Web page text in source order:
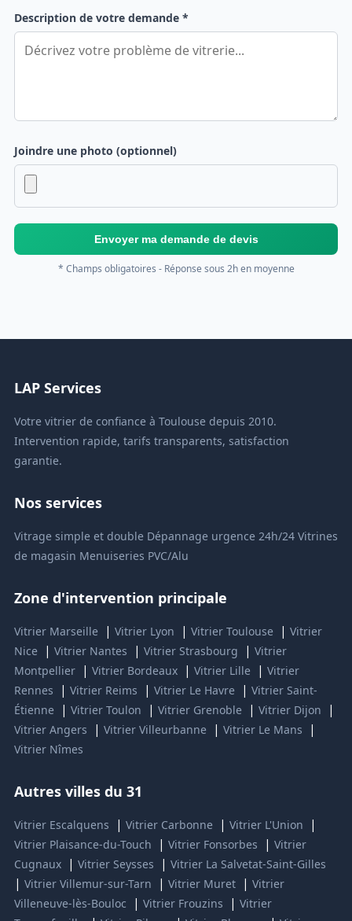
Description de votre demande *
Joindre une photo (optionnel)
Envoyer ma demande de devis
* Champs obligatoires - Réponse sous 2h en moyenne
LAP Services
Votre vitrier de confiance à Toulouse depuis 2010.
Intervention rapide, tarifs transparents, satisfaction
garantie.
Nos services
Vitrage simple et double Dépannage urgence 24h/24 Vitrines
de magasin Menuiseries PVC/Alu
Zone d'intervention principale
Vitrier Marseille | Vitrier Lyon | Vitrier Toulouse | Vitrier
Nice
| Vitrier Nantes | Vitrier Strasbourg | Vitrier
Montpellier | Vitrier Bordeaux | Vitrier Lille | Vitrier
Rennes
| Vitrier Reims | Vitrier Le Havre | Vitrier Saint-
Étienne
| Vitrier Toulon | Vitrier Grenoble | Vitrier Dijon |
Vitrier Angers | Vitrier Villeurbanne | Vitrier Le Mans |
Vitrier Nîmes
Autres villes du 31
Vitrier Escalquens | Vitrier Carbonne | Vitrier L'Union |
Vitrier Plaisance-du-Touch | Vitrier Fonsorbes | Vitrier
Cugnaux | Vitrier Seysses | Vitrier La Salvetat-Saint-Gilles
| Vitrier Villemur-sur-Tarn | Vitrier Muret | Vitrier
Villeneuve-lès-Bouloc
| Vitrier Frouzins | Vitrier